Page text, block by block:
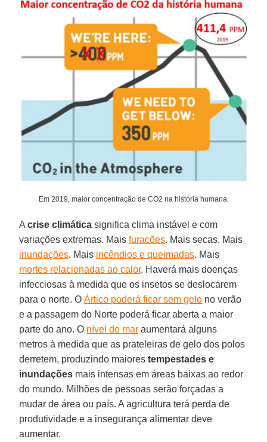
Em 2019, maior concentração de CO2 na história humana.
Acrise climática significa clima instável e com
variações extremas. Maisfuracões. Mais secas. Mais
inundações. Mais incêndios e queimadas. Mais
mortes relacionadas ao calor. Haverá mais doenças
infecciosas à medida que os insetos se deslocarem
para o norte. OÁrtico poderá ficar sem gelo no verão
e a passagem do Norte poderá ficar aberta a maior
parte do ano. O nível do mar aumentará alguns
metros à medida que as prateleiras de gelo dos polos
derretem, produzindo maiorestempestades e
inundações mais intensas em áreas baixas ao redor
do mundo. Milhões de pessoas serão forçadas a
mudar de área ou país. A agricultura terá perda de
produtividade e a insegurança alimentar deve
aumentar.